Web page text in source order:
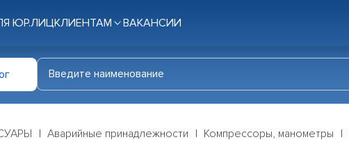
ЮР.ЛИЦКЛИЕНТАМ ВАКАНСИИ
Аварийные принадлежности Компрессоры, манометры